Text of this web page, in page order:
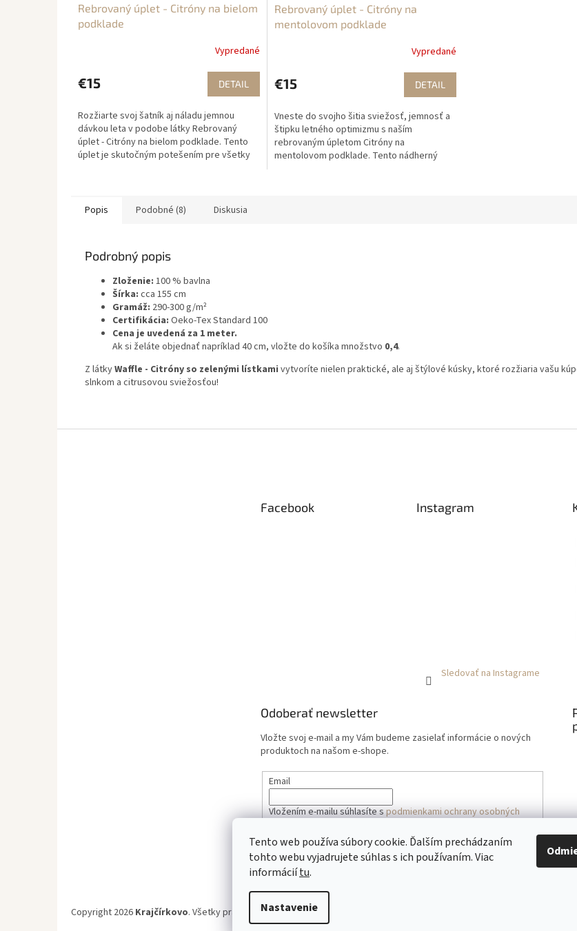
Tento web používa súbory cookie. Ďalším prechádzaním
tohto webu vyjadrujete súhlas s ich používaním. Viac
informáciítu.
Nastavenie
Rebrovaný úplet - Citróny na bielom
podklade
Vypredané
€15 DETAIL
Rozžiarte svoj šatník aj náladu jemnou
dávkou leta v podobe látky Rebrovaný
úplet - Citróny na bielom podklade. Tento
úplet je skutočným potešením pre všetky
Rebrovaný úplet - Citróny na
mentolovom podklade
Vypredané
€15 DETAIL
Vneste do svojho šitia sviežosť, jemnosť a
štipku letného optimizmu s naším
rebrovaným úpletom Citróny na
mentolovom podklade. Tento nádherný
Popis Podobné (8) Diskusia
Podrobný popis
Zloženie: 100 % bavlna
Šírka: cca 155 cm
Gramáž: 290-300 g/m²
Certifikácia: Oeko-Tex Standard 100
Cena je uvedená za 1 meter.
Ak si želáte objednať napríklad 40 cm, vložte do košíka množstvo 0,4.
Z látkyWaffle - Citróny so zelenými lístkami vytvoríte nielen praktické, ale aj štýlové kúsky, ktoré rozžiaria vašu
slnkom a citrusovou sviežosťou!
Facebook Instagram
Sledovať na Instagrame
Odoberať newsletter
Vložte svoj e-mail a my Vám budeme zasielať informácie o nových
produktoch na našom e-shope.
Email
Vložením e-mailu súhlasíte spodmienkami ochrany osobných
PRIHLÁSIŤ SA
Copyright 2026 Krajčírkovo. Všetky práva vyhradené.